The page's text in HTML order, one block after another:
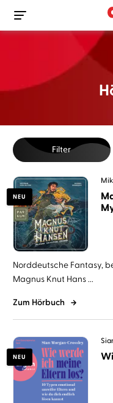
Filter
NEU
Norddeutsche Fantasy,
Magnus Knut Hans ...
Zum Hörbuch
NEU